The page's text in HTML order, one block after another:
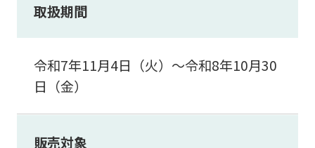
取扱期間
令和7年11月4日（火）～令和8年10月30
日（金）
販売対象